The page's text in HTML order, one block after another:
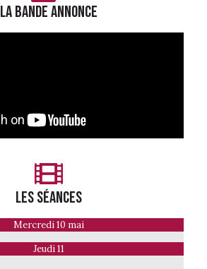
LA BANDE ANNONCE
LES séances
Mercredi 10 mai
Jeudi 11